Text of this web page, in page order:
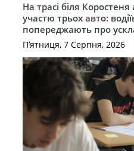
На трасі біля Коростеня
участю трьох авто:
попереджають про
П’ятниця, 7 Серпня, 2026